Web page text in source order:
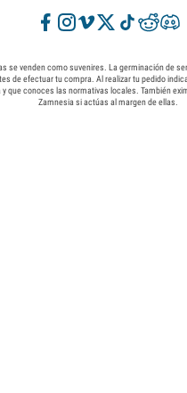
se venden como suvenires. La germinación de
de efectuar tu compra. Al realizar tu pedido
que conoces las normativas locales. También
Zamnesia si actúas al margen de ellas.